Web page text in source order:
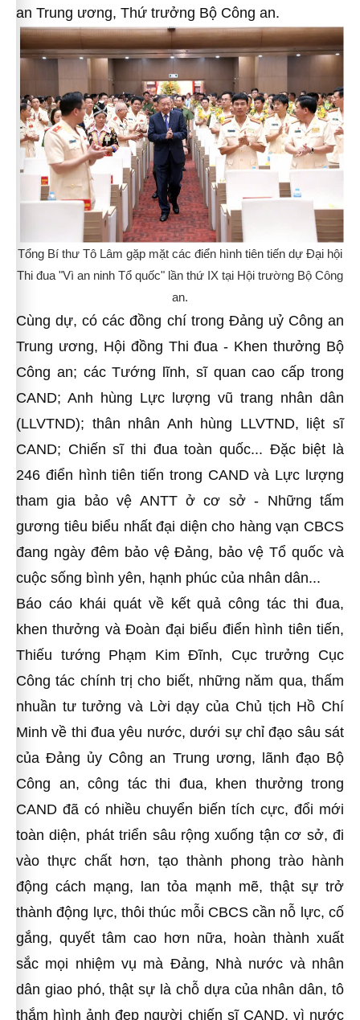
an Trung ương, Thứ trưởng Bộ Công an.
Tổng Bí thư Tô Lâm gặp mặt các điển hình tiên tiến dự Đại hội
Thi đua "Vì an ninh Tổ quốc" lần thứ IX tại Hội trường Bộ Công
an.
Cùng dự, có các đồng chí trong Đảng uỷ Công an
Trung ương, Hội đồng Thi đua - Khen thưởng Bộ
Công an; các Tướng lĩnh, sĩ quan cao cấp trong
CAND; Anh hùng Lực lượng vũ trang nhân dân
(LLVTND); thân nhân Anh hùng LLVTND, liệt sĩ
CAND; Chiến sĩ thi đua toàn quốc... Đặc biệt là
246 điển hình tiên tiến trong CAND và Lực lượng
tham gia bảo vệ ANTT ở cơ sở - Những tấm
gương tiêu biểu nhất đại diện cho hàng vạn CBCS
đang ngày đêm bảo vệ Đảng, bảo vệ Tổ quốc và
cuộc sống bình yên, hạnh phúc của nhân dân...
Báo cáo khái quát về kết quả công tác thi đua,
khen thưởng và Đoàn đại biểu điển hình tiên tiến,
Thiếu tướng Phạm Kim Đĩnh, Cục trưởng Cục
Công tác chính trị cho biết, những năm qua, thấm
nhuần tư tưởng và Lời dạy của Chủ tịch Hồ Chí
Minh về thi đua yêu nước, dưới sự chỉ đạo sâu sát
của Đảng ủy Công an Trung ương, lãnh đạo Bộ
Công an, công tác thi đua, khen thưởng trong
CAND đã có nhiều chuyển biến tích cực, đổi mới
toàn diện, phát triển sâu rộng xuống tận cơ sở, đi
vào thực chất hơn, tạo thành phong trào hành
động cách mạng, lan tỏa mạnh mẽ, thật sự trở
thành động lực, thôi thúc mỗi CBCS cần nỗ lực, cố
gắng, quyết tâm cao hơn nữa, hoàn thành xuất
sắc mọi nhiệm vụ mà Đảng, Nhà nước và nhân
dân giao phó, thật sự là chỗ dựa của nhân dân, tô
thắm hình ảnh đẹp người chiến sĩ CAND, vì nước